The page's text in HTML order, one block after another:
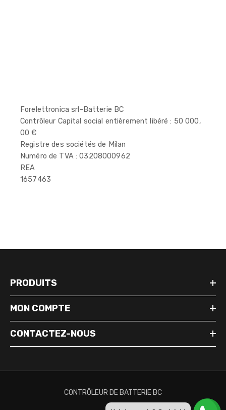
Forelettronica srl-Batterie BC
Contrôleur Capital social entièrement libéré : 50 000,
00 €
Registre des sociétés de Milan
Numéro de TVA : 03208000962
REA
1657463
PRODUITS
MON COMPTE
CONTACTEZ-NOUS
CONTRÔLEUR DE BATTERIE BC